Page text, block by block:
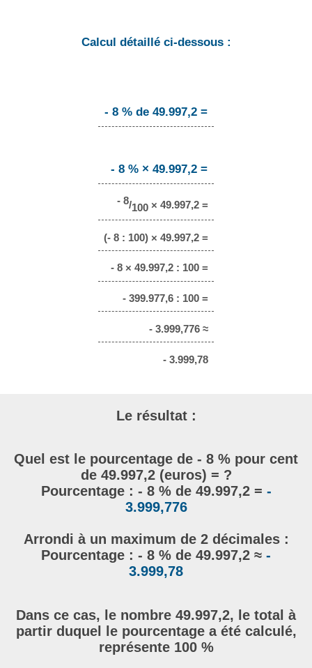
Calcul détaillé ci-dessous :
- 8 % de 49.997,2 =
- 8 % × 49.997,2 =
- 8/100 × 49.997,2 =
(- 8 : 100) × 49.997,2 =
- 8 × 49.997,2 : 100 =
- 399.977,6 : 100 =
- 3.999,776 ≈
- 3.999,78
Le résultat :
Quel est le pourcentage de - 8 % pour cent
de 49.997,2 (euros) = ?
Pourcentage : - 8 % de 49.997,2 = -
3.999,776
Arrondi à un maximum de 2 décimales :
Pourcentage : - 8 % de 49.997,2 ≈ -
3.999,78
Dans ce cas, le nombre 49.997,2, le total à
partir duquel le pourcentage a été calculé,
représente 100 %